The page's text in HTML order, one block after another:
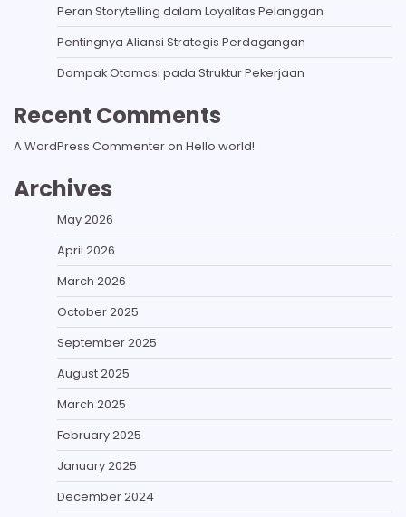
Peran Storytelling dalam Loyalitas Pelanggan
Pentingnya Aliansi Strategis Perdagangan
Dampak Otomasi pada Struktur Pekerjaan
Recent Comments
A WordPress Commenteron Hello world!
Archives
May 2026
April 2026
March 2026
October 2025
September 2025
August 2025
March 2025
February 2025
January 2025
December 2024